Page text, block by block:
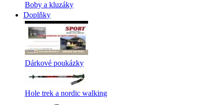
Boby a kluzáky
Doplňky
Dárkové poukázky
Hole trek a nordic walking